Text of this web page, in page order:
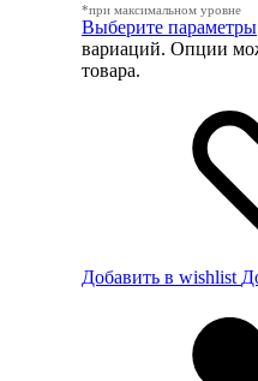
*при максимальном уровне
Выберите параметры
вариаций. Опции
товара.
Добавить в wishlist